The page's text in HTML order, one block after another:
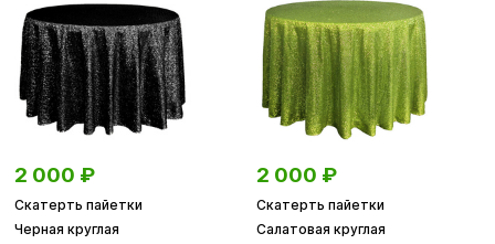
2 000 ₽
Скатерть пайетки
Черная круглая
2 000 ₽
Скатерть пайетки
Салатовая круглая